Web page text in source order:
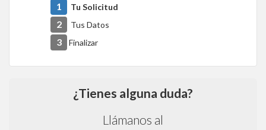
1 Tu Solicitud
2 Tus Datos
3 Finalizar
¿Tienes alguna duda?
Llámanos al